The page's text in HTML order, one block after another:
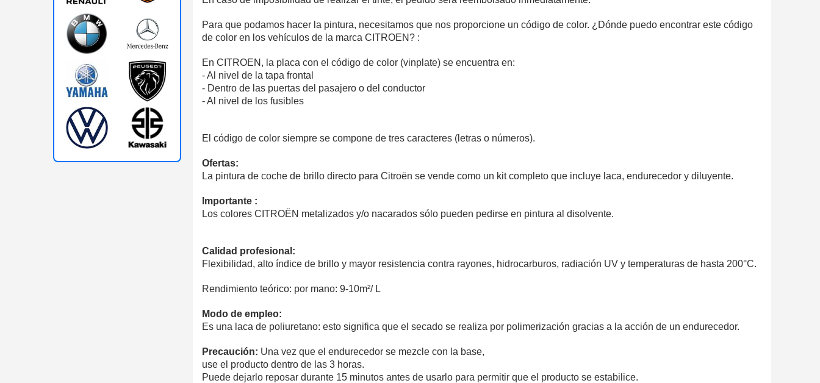
Para que podamos hacer la pintura, necesitamos que nos proporcione un código de color. ¿Dónde puedo encontrar este código
de color en los vehículos de la marca CITROEN? :
En CITROEN, la placa con el código de color (vinplate) se encuentra en:
- Al nivel de la tapa frontal
- Dentro de las puertas del pasajero o del conductor
- Al nivel de los fusibles
El código de color siempre se compone de tres caracteres (letras o números).
Ofertas:
La pintura de coche de brillo directo para Citroën se vende como un kit completo que incluye laca, endurecedor y diluyente.
Importante :
Los colores CITROËN metalizados y/o nacarados sólo pueden pedirse en pintura al disolvente.
Calidad profesional:
Flexibilidad, alto índice de brillo y mayor resistencia contra rayones, hidrocarburos, radiación UV y temperaturas de hasta 200°C.
Rendimiento teórico: por mano: 9-10m²/ L
Modo de empleo:
Es una laca de poliuretano: esto significa que el secado se realiza por polimerización gracias a la acción de un endurecedor.
Precaución: Una vez que el endurecedor se mezcle con la base,
use el producto dentro de las 3 horas.
Puede dejarlo reposar durante 15 minutos antes de usarlo para permitir que el producto se estabilice.